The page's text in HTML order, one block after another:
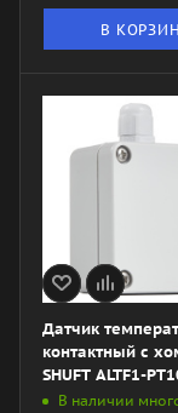
В
Датчик
контактный с
SHUFT ALTF1-
В наличии